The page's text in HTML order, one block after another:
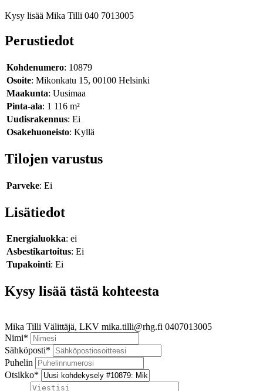
Kysy lisää Mika Tilli 040 7013005
Perustiedot
Kohdenumero: 10879
Osoite: Mikonkatu 15, 00100 Helsinki
Maakunta: Uusimaa
Pinta-ala: 1 116 m²
Uudisrakennus: Ei
Osakehuoneisto: Kyllä
Tilojen varustus
Parveke: Ei
Lisätiedot
Energialuokka: ei
Asbestikartoitus: Ei
Tupakointi: Ei
Kysy lisää tästä kohteesta
Mika Tilli Välittäjä, LKV mika.tilli@rhg.fi 0407013005
Nimi*
Sähköposti*
Puhelin
Otsikko*